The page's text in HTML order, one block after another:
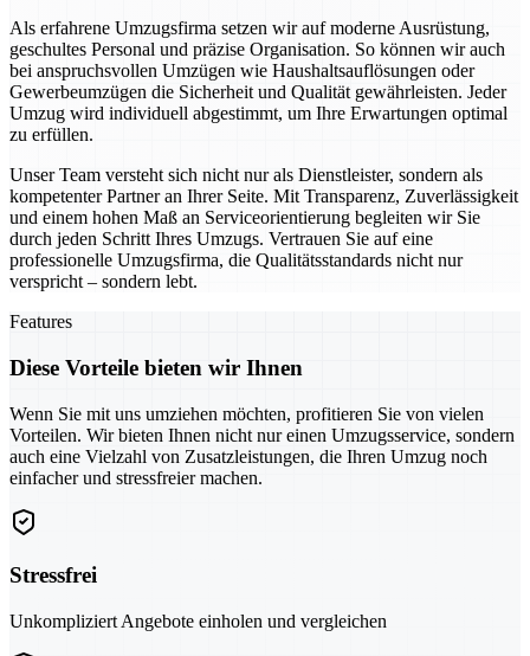
Als erfahrene Umzugsfirma setzen wir auf moderne Ausrüstung,
geschultes Personal und präzise Organisation. So können wir auch
bei anspruchsvollen Umzügen wie Haushaltsauflösungen oder
Gewerbeumzügen die Sicherheit und Qualität gewährleisten. Jeder
Umzug wird individuell abgestimmt, um Ihre Erwartungen optimal
zu erfüllen.
Unser Team versteht sich nicht nur als Dienstleister, sondern als
kompetenter Partner an Ihrer Seite. Mit Transparenz, Zuverlässigkeit
und einem hohen Maß an Serviceorientierung begleiten wir Sie
durch jeden Schritt Ihres Umzugs. Vertrauen Sie auf eine
professionelle Umzugsfirma, die Qualitätsstandards nicht nur
verspricht – sondern lebt.
Features
Diese Vorteile bieten wir Ihnen
Wenn Sie mit uns umziehen möchten, profitieren Sie von vielen
Vorteilen. Wir bieten Ihnen nicht nur einen Umzugsservice, sondern
auch eine Vielzahl von Zusatzleistungen, die Ihren Umzug noch
einfacher und stressfreier machen.
Stressfrei
Unkompliziert Angebote einholen und vergleichen